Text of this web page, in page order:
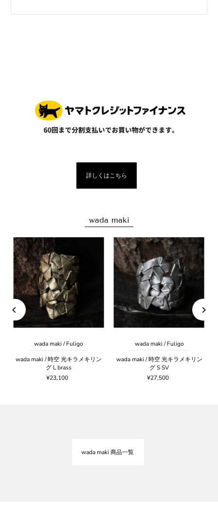
詳しくはこちら
wada maki
wada maki / Fuligo
wada maki / 時空 光キラメキリン
グ L brass
¥23,100
wada maki / Fuligo
wada maki / 時空 光キラメキリン
グ S SV
¥27,500
wada maki 商品一覧